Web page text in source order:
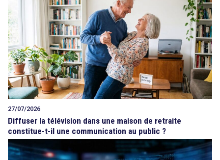
27/07/2026
Diffuser la télévision dans une maison de retraite
constitue-t-il une communication au public ?